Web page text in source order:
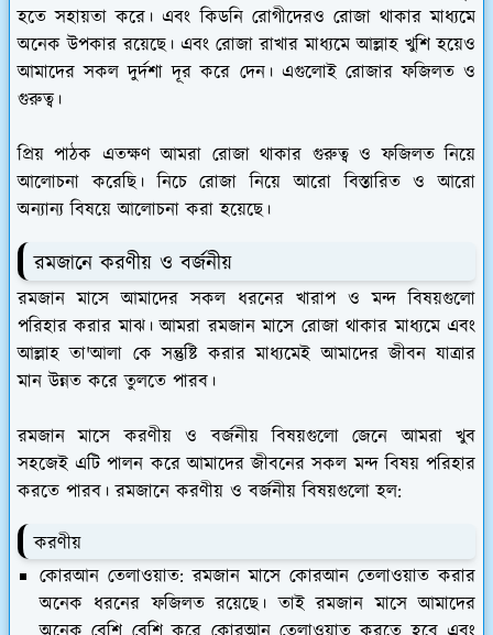
হতে সহায়তা করে। এবং কিডনি রোগীদেরও রোজা থাকার মাধ্যমে
অনেক উপকার রয়েছে। এবং রোজা রাখার মাধ্যমে আল্লাহ খুশি হয়েও
আমাদের সকল দুর্দশা দূর করে দেন। এগুলোই রোজার ফজিলত ও
গুরুত্ব।
প্রিয় পাঠক এতক্ষণ আমরা রোজা থাকার গুরুত্ব ও ফজিলত নিয়ে
আলোচনা করেছি। নিচে রোজা নিয়ে আরো বিস্তারিত ও আরো
অন্যান্য বিষয়ে আলোচনা করা হয়েছে।
রমজানে করণীয় ও বর্জনীয়
রমজান মাসে আমাদের সকল ধরনের খারাপ ও মন্দ বিষয়গুলো
পরিহার করার মাঝ। আমরা রমজান মাসে রোজা থাকার মাধ্যমে এবং
আল্লাহ তা'আলা কে সন্তুষ্টি করার মাধ্যমেই আমাদের জীবন যাত্রার
মান উন্নত করে তুলতে পারব।
রমজান মাসে করণীয় ও বর্জনীয় বিষয়গুলো জেনে আমরা খুব
সহজেই এটি পালন করে আমাদের জীবনের সকল মন্দ বিষয় পরিহার
করতে পারব। রমজানে করণীয় ও বর্জনীয় বিষয়গুলো হল:
করণীয়
কোরআন তেলাওয়াত: রমজান মাসে কোরআন তেলাওয়াত করার
অনেক ধরনের ফজিলত রয়েছে। তাই রমজান মাসে আমাদের